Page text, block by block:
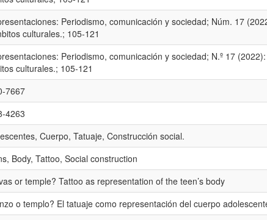
Periodismo, comunicación y sociedad; Núm. 17
culturales.; 105-121
Periodismo, comunicación y sociedad; N.º 17
culturales.; 105-121
7667
4263
Cuerpo, Tatuaje, Construcción social.
Body, Tattoo, Social construction
or temple? Tattoo as representation of the teen’s body
o templo? El tatuaje como representación del cuerpo